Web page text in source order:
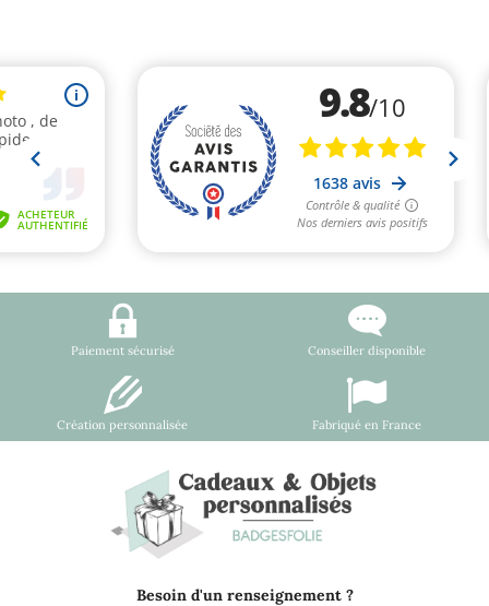
Paiement sécurisé Conseiller disponible
Création personnalisée Fabriqué en France
Besoin d'un renseignement ?